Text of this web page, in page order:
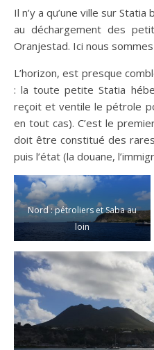
Il n’y a qu’une ville sur Statia bordée d’un petit port réservé
au déchargement des
Oranjestad. Ici nous
L’horizon, est presque
: la toute petite Statia
reçoit et ventile le pétrole
en tout cas). C’est le
doit être constitué des
puis l’état (la douane,
Nord : pétroliers et Saba au
loin